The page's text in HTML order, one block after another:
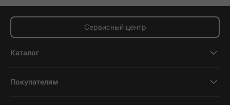
Сервисный центр
Каталог
Планшеты
Покупателям